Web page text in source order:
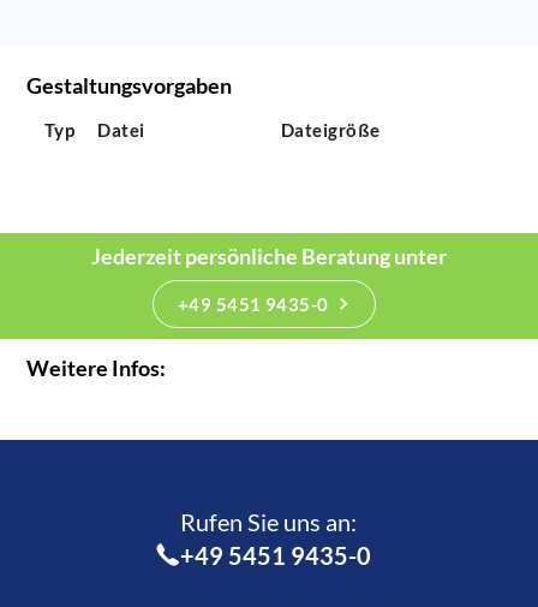
Gestaltungsvorgaben
Typ Datei Dateigröße
Jederzeit persönliche Beratung unter
+49 5451 9435-0
Weitere Infos:
Rufen Sie uns an:­
+49 5451 9435-0